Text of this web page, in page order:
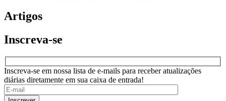
Artigos
Inscreva-se
Inscreva-se em nossa lista de e-mails para receber atualizações
diárias diretamente em sua caixa de entrada!